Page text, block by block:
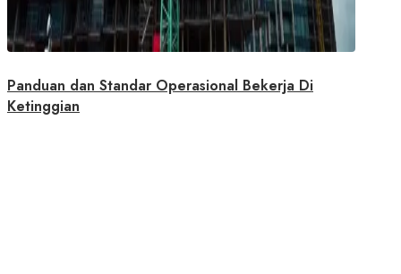
Panduan dan Standar Operasional Bekerja Di
Ketinggian